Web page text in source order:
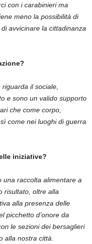
con i carabinieri ma
meno la possibilità di
avvicinare la cittadinanza
il sociale,
e sono un valido supporto
che come corpo,
come nei luoghi di guerra
iniziative?
una raccolta alimentare a
risultato, oltre alla
alla presenza delle
picchetto d’onore da
le sezioni dei bersaglieri
alla nostra città.